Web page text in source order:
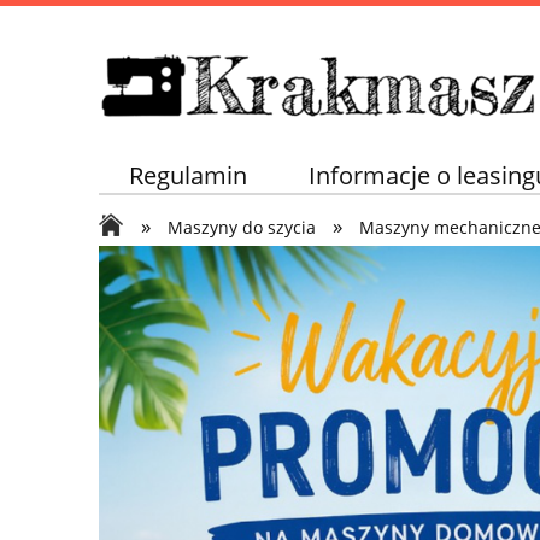
Regulamin Informacje o
» Maszyny do szycia » Maszyny